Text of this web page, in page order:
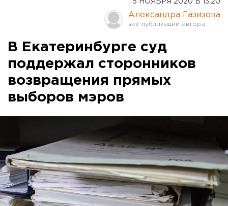
5 НОЯБРЯ 2020 В 13:20
Александра Газизова
В Екатеринбурге суд
поддержал сторонников
возвращения прямых
выборов мэров